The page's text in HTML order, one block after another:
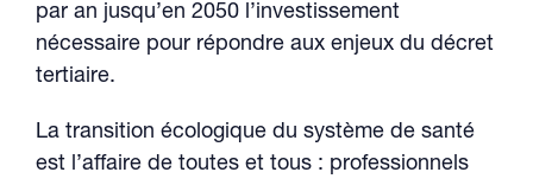
par an jusqu’en 2050 l’investissement
nécessaire pour répondre aux enjeux du décret
tertiaire.
La transition écologique du système de santé
est l’affaire de toutes et tous : professionnels